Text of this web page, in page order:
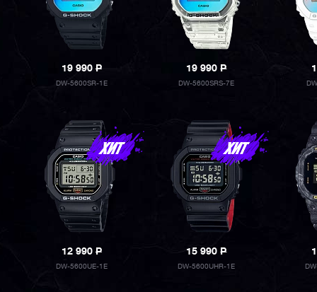
19 990P
DW-5600SR-1E
19 990P
DW-5600SRS-7E
12 990P
DW-5600UE-1E
15 990P
DW-5600UHR-1E